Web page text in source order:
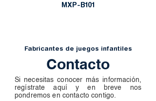
MXP-B101
Fabricantes de juegos infantiles
Contacto
Si necesitas conocer más información,
regístrate aquí y en breve nos
pondremos en contacto contigo.